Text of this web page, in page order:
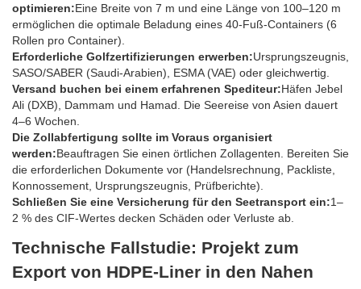
optimieren:Eine Breite von 7 m und eine Länge von 100–120 m
ermöglichen die optimale Beladung eines 40-Fuß-Containers (6
Rollen pro Container).
Erforderliche Golfzertifizierungen erwerben:Ursprungszeugnis,
SASO/SABER (Saudi-Arabien), ESMA (VAE) oder gleichwertig.
Versand buchen bei einem erfahrenen Spediteur:Häfen Jebel
Ali (DXB), Dammam und Hamad. Die Seereise von Asien dauert
4–6 Wochen.
Die Zollabfertigung sollte im Voraus organisiert
werden:Beauftragen Sie einen örtlichen Zollagenten. Bereiten Sie
die erforderlichen Dokumente vor (Handelsrechnung, Packliste,
Konnossement, Ursprungszeugnis, Prüfberichte).
Schließen Sie eine Versicherung für den Seetransport ein:1–
2 % des CIF-Wertes decken Schäden oder Verluste ab.
Technische Fallstudie: Projekt zum
Export von HDPE-Liner in den Nahen